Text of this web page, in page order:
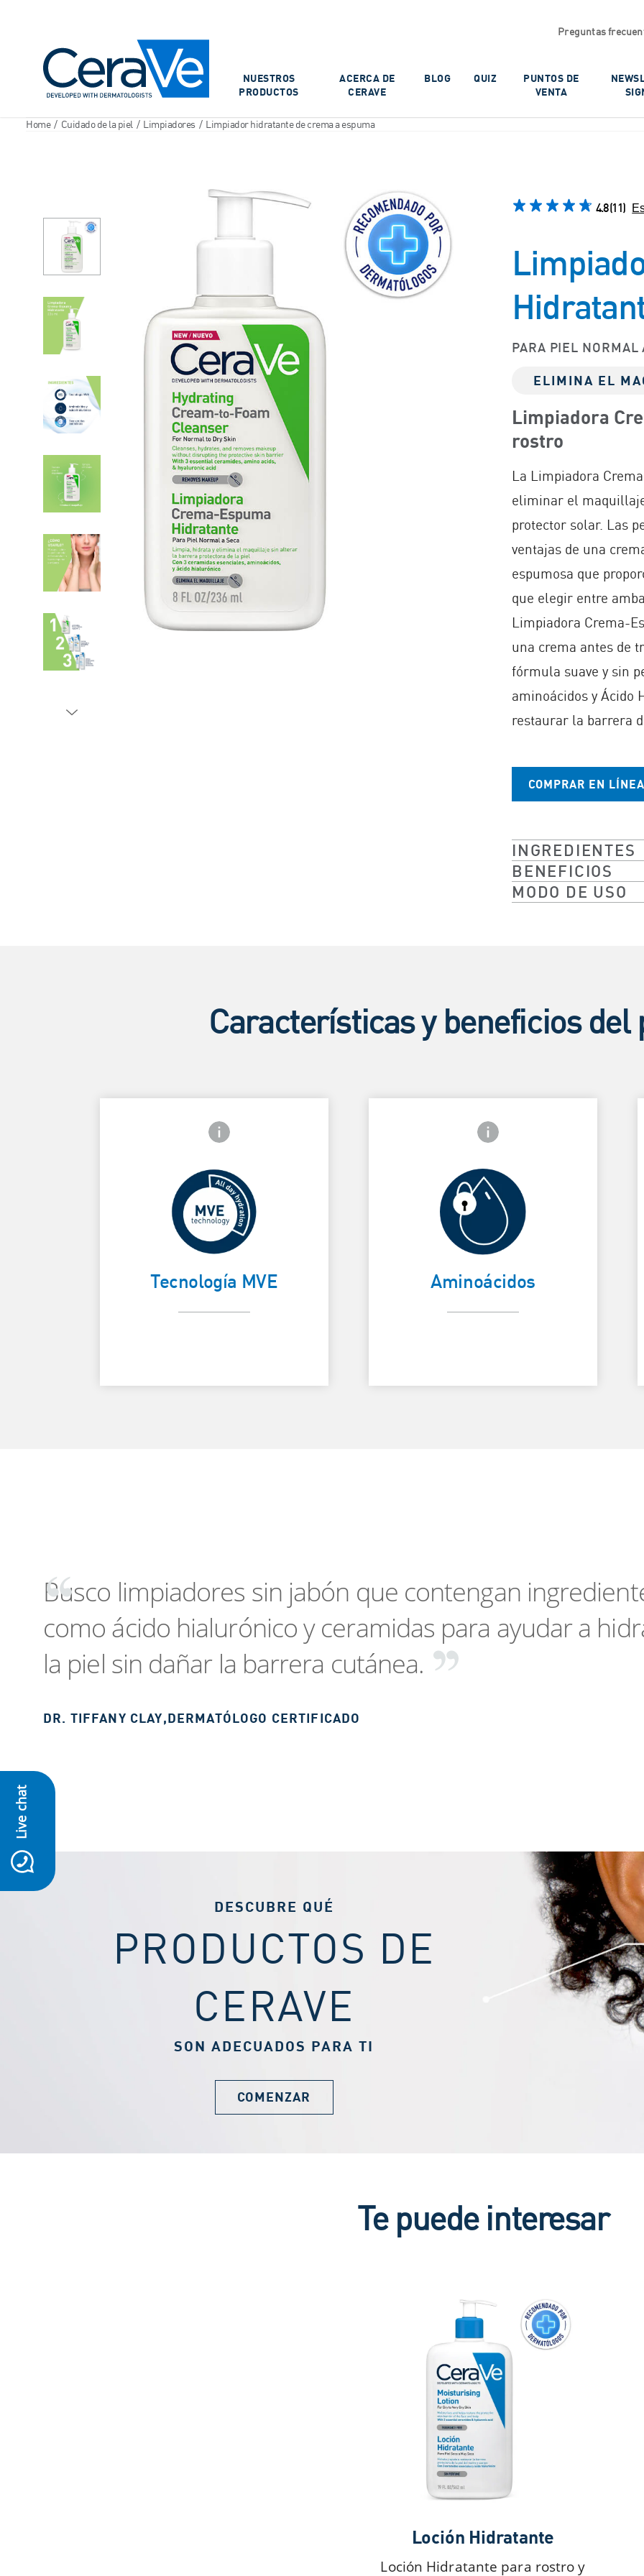
Preguntas
NUESTROS
PRODUCTOS
ACERCA DE
CERAVE
BLOG QUIZ
PUNTOS DE
VENTA
Home / Cuidado de la piel / Limpiadores / Limpiador hidratante de crema a espuma
Live chat
icon-whatsapp
4.8(11)
PARA PIEL NORMAL
ELIMINA EL
Limpiadora
rostro
La Limpiadora
eliminar el
protector solar. Las
ventajas de una
espumosa que
que elegir entre
Limpiadora Crema-
una crema antes de
fórmula suave y sin
aminoácidos y Ácido
restaurar la barrera
COMPRAR EN LÍNEA
INGREDIENTES
BENEFICIOS
MODO DE USO​
Características y beneficios del
Icono de información frontal
Tecnología MVE
Liberación
prolongada para
mantener la
hidratación
durante 48h
Icono de información frontal
Aminoácidos
Ayuda a
mantener y
atraer la
humedad en
la piel
Busco limpiadores sin jabón que contengan
como ácido hialurónico y ceramidas para ayudar a
la piel sin dañar la barrera cutánea.
DR. TIFFANY CLAY,DERMATÓLOGO CERTIFICADO
DESCUBRE QUÉ
PRODUCTOS DE
CERAVE
SON ADECUADOS PARA TI
COMENZAR
Te puede interesar
Loción Hidratante
Loción Hidratante para rostro y